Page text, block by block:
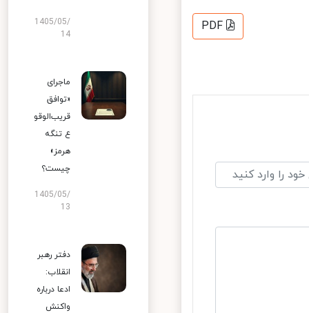
PDF
1405/05/
14
ماجرای
«توافق
قریب‌الوقو
ع تنگه
هرمز»
چیست؟
1405/05/
13
دفتر رهبر
انقلاب:
ادعا درباره
واکنش